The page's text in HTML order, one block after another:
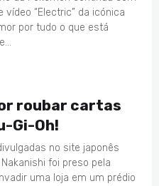
“Electric” da icónica
por tudo o que está
roubar cartas
Gi-Oh!
no site japonês
foi preso pela
uma loja em um prédio